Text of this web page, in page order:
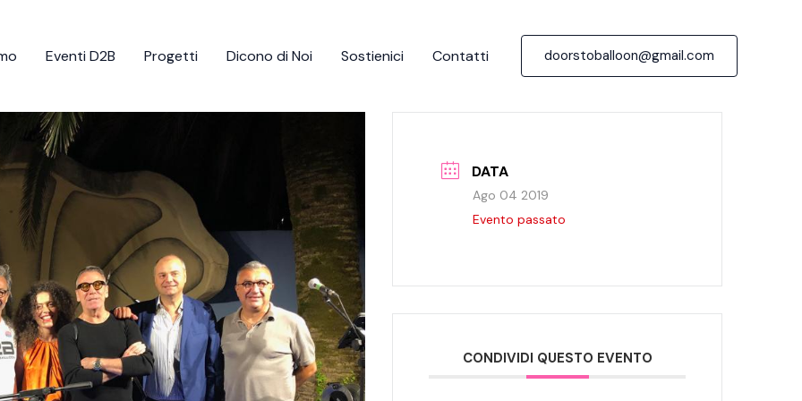
Eventi D2B Progetti Dicono di Noi Sostienici Contatti doorstoballoon@gmail.com
DATA
Ago 04 2019
Evento passato
CONDIVIDI QUESTO EVENTO